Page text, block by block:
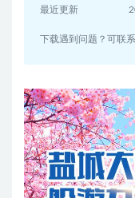
最近更新
下载遇到问题？可联